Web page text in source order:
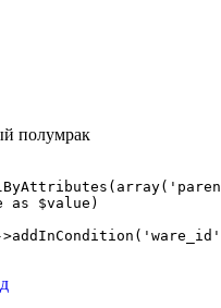
полумрак
as $value)